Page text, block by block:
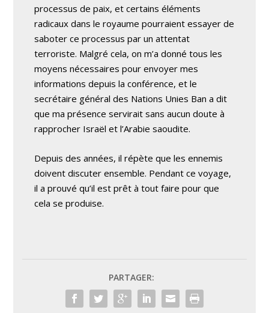
processus de paix, et certains éléments
radicaux dans le royaume pourraient essayer de
saboter ce processus par un attentat
terroriste. Malgré cela, on m’a donné tous les
moyens nécessaires pour envoyer mes
informations depuis la conférence, et le
secrétaire général des Nations Unies Ban a dit
que ma présence servirait sans aucun doute à
rapprocher Israël et l’Arabie saoudite.
Depuis des années, il répète que les ennemis
doivent discuter ensemble. Pendant ce voyage,
il a prouvé qu’il est prêt à tout faire pour que
cela se produise.
PARTAGER: